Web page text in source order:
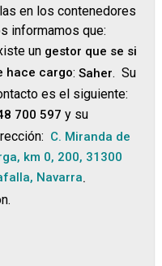
en los contenedores
informamos que:
un gestor que se si
hace cargo: Saher. Su
es el siguiente:
700 597 y su
C. Miranda de
km 0, 200, 31300
Navarra.